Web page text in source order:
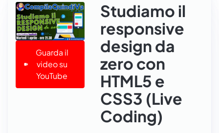
Guarda il
video su
YouTube
Studiamo il
responsive
design da
zero con
HTML5 e
CSS3 (Live
Coding)